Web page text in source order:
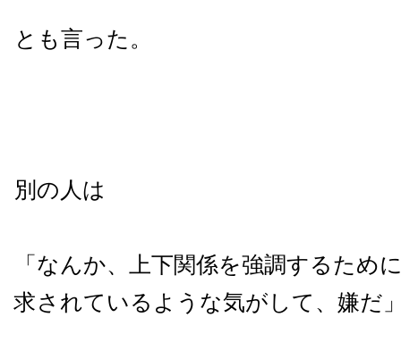
とも言った。
別の人は
「なんか、上下関係を強調するため
求されているような気がして、嫌だ